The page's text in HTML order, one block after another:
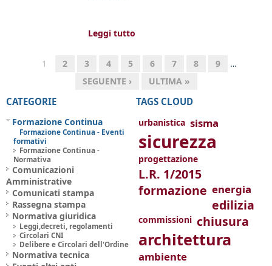
Leggi tutto
1 2 3 4 5 6 7 8 9
…
SEGUENTE ›
ULTIMA »
CATEGORIE
Formazione Continua
Formazione Continua - Eventi
formativi
Formazione Continua -
Normativa
Comunicazioni
Amministrative
Comunicati stampa
Rassegna stampa
Normativa giuridica
Leggi,decreti, regolamenti
Circolari CNI
Delibere e Circolari dell'Ordine
Normativa tecnica
TAGS CLOUD
urbanistica sisma
sicurezza
progettazione
L.R. 1/2015
formazione energia
edilizia
commissioni chiusura
architettura
ambiente